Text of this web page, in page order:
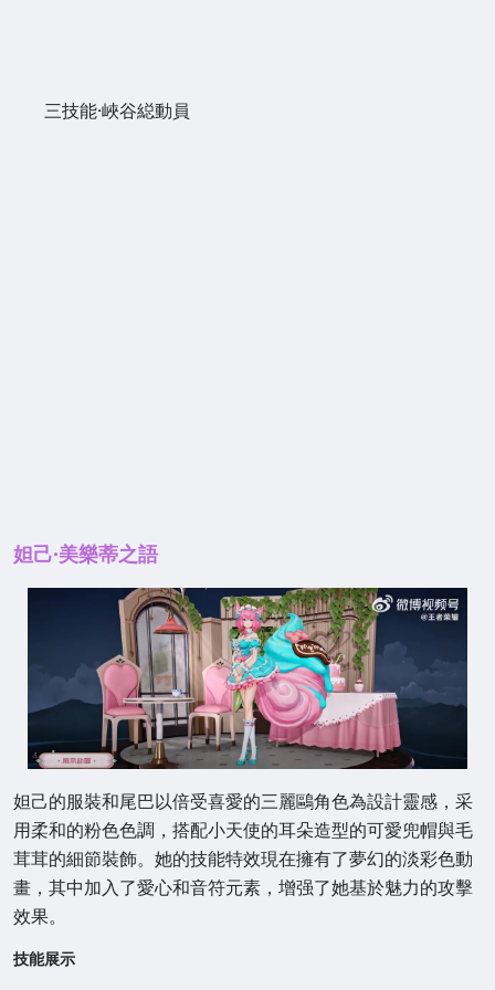
三技能·峽谷縂動員
妲己·美樂蒂之語
妲己的服裝和尾巴以倍受喜愛的三麗鷗角色為設計靈感，采
用柔和的粉色色調，搭配小天使的耳朵造型的可愛兜帽與毛
茸茸的細節裝飾。她的技能特效現在擁有了夢幻的淡彩色動
畫，其中加入了愛心和音符元素，增强了她基於魅力的攻擊
效果。
技能展示